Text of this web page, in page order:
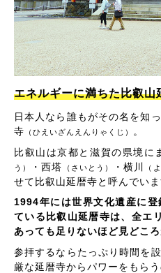
エネルギーに満ちた比叡山
日本人なら誰もがその名を知
寺 （ひえいざんえんりゃくじ） 。
比叡山は京都と滋賀の県境に
う）
・西塔 （さいとう） ・横川 （
せて比叡山延暦寺と呼んでいま
1994年には世界文化遺産に
ている比叡山延暦寺は、全エ
あっても足りないほど見どころ
参拝するならたっぷり時間を
厳な延暦寺からパワーをもら